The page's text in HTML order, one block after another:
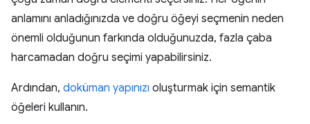
anlamını anladığınızda ve doğru öğeyi seçmenin neden
önemli olduğunun farkında olduğunuzda, fazla çaba
harcamadan doğru seçimi yapabilirsiniz.
Ardından, doküman yapınızı oluşturmak için semantik
öğeleri kullanın.